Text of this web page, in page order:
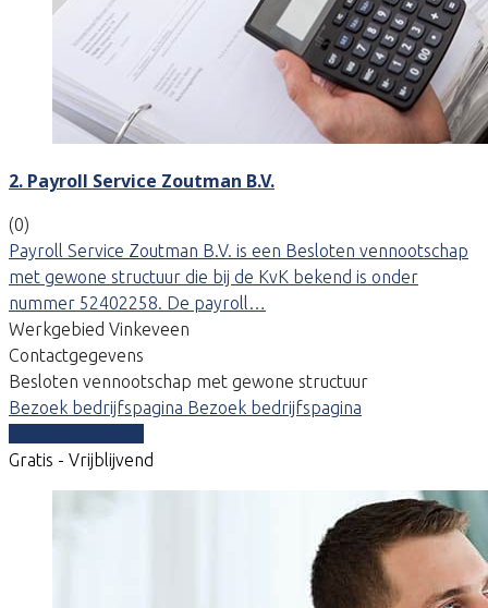
2. Payroll Service Zoutman B.V.
(0)
Payroll Service Zoutman B.V. is een Besloten vennootschap
met gewone structuur die bij de KvK bekend is onder
nummer 52402258. De payroll…
Werkgebied Vinkeveen
Contactgegevens
Besloten vennootschap met gewone structuur
Bezoek bedrijfspagina Bezoek bedrijfspagina
Gratis - Vrijblijvend